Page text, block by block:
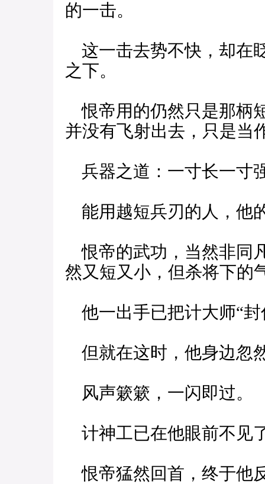
的一击。
这一击去势不快，却在
之下。
恨帝用的仍然只是那柄
并没有飞射出去，只是当
兵器之道：一寸长一寸
能用越短兵刃的人，他
恨帝的武功，当然非同
然又短又小，但杀将下的
他一出手已把计大师“封
但就在这时，他身边忽
风声簌簌，一闪即过。
计神工已在他眼前不见
恨帝猛然回首，终于他